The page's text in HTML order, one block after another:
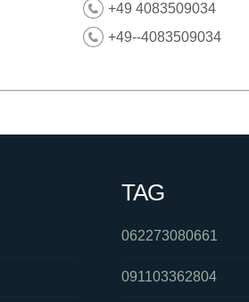
+49 4083509034
+49--4083509034
TAG
062273080661
091103362804